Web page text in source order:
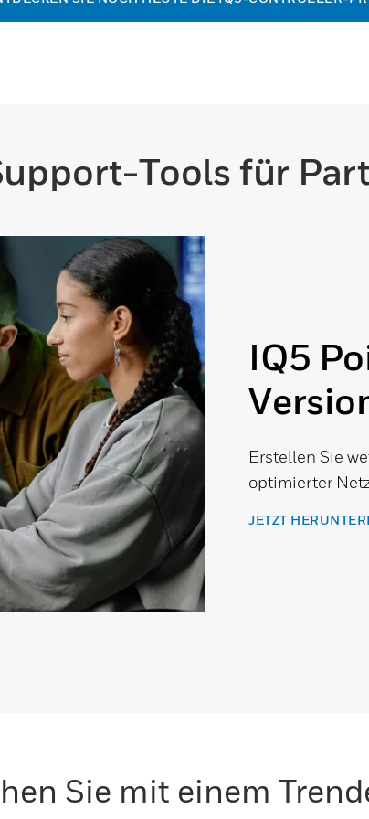
Tools für
IQ5
Erstellen Sie
optimierter
JETZT
Sie mit einem